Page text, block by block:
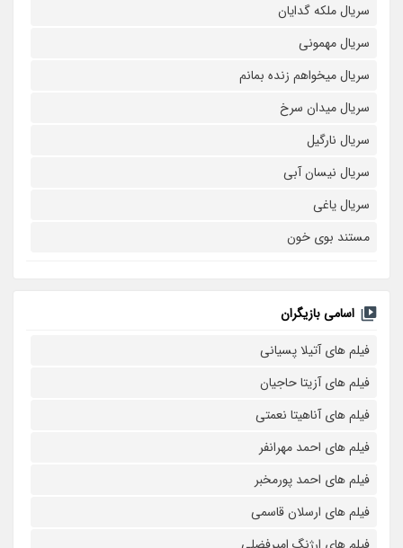
سریال ملکه گدایان
سریال مهمونی
سریال میخواهم زنده بمانم
سریال میدان سرخ
سریال نارگیل
سریال نیسان آبی
سریال یاغی
مستند بوی خون
اسامی بازیگران
فیلم های آتیلا پسیانی
فیلم های آزیتا حاجیان
فیلم های آناهیتا نعمتی
فیلم های احمد مهرانفر
فیلم های احمد پورمخبر
فیلم های ارسلان قاسمی